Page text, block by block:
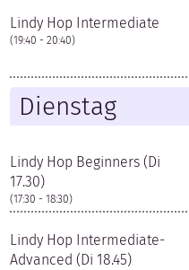
Lindy Hop Intermediate
(19:40 - 20:40)
Dienstag
Lindy Hop Beginners (Di
17.30)
(17:30 - 18:30)
Lindy Hop Intermediate-
Advanced (Di 18.45)